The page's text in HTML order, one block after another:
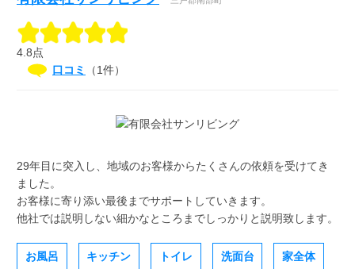
4.8点
口コミ
（1件）
29年目に突入し、地域のお客様からたくさんの依頼を受けてき
ました。
お客様に寄り添い最後までサポートしていきます。
他社では説明しない細かなところまでしっかりと説明致します。
お風呂 キッチン トイレ 洗面台 家全体